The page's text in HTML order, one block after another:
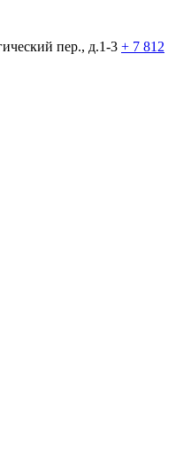
пер., д.1-3 + 7 812